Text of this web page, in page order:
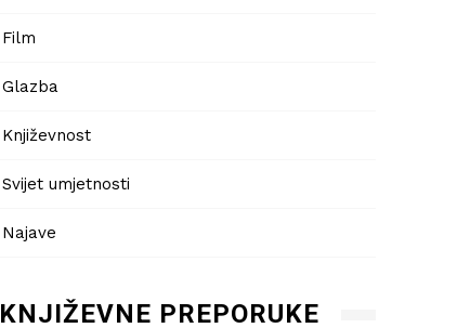
Film
Glazba
Književnost
Svijet umjetnosti
Najave
KNJIŽEVNE PREPORUKE